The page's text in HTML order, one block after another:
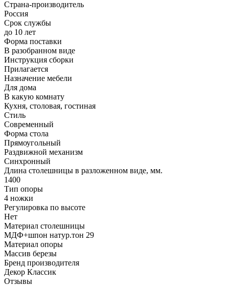
Страна-производитель
Россия
Срок службы
до 10 лет
Форма поставки
В разобранном виде
Инструкция сборки
Прилагается
Назначение мебели
Для дома
В какую комнату
Кухня, столовая, гостиная
Стиль
Современный
Форма стола
Прямоугольный
Раздвижной механизм
Синхронный
Длина столешницы в разложенном виде, мм.
1400
Тип опоры
4 ножки
Регулировка по высоте
Нет
Материал столешницы
МДФ+шпон натур.тон 29
Материал опоры
Массив березы
Бренд производителя
Декор Классик
Отзывы